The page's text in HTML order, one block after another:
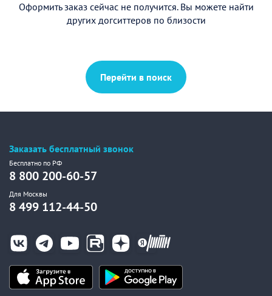
Оформить заказ сейчас не получится. Вы можете найти
других догситтеров по близости
Перейти в поиск
Заказать бесплатный звонок
Бесплатно по РФ
8 800 200-60-57
Для Москвы
8 499 112-44-50